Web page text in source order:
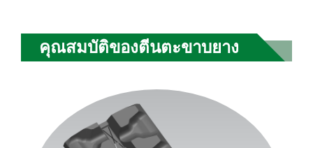
คุณสมบัติของตีนตะขาบยาง